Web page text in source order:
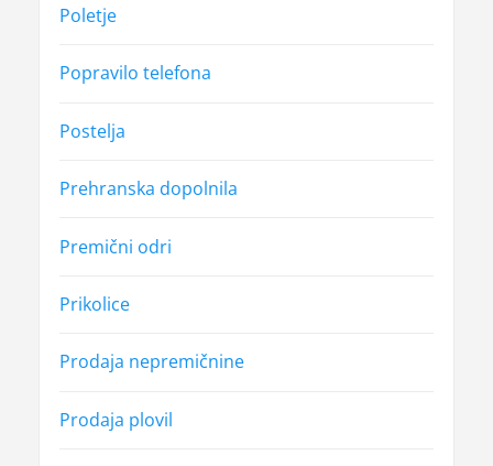
Poletje
Popravilo telefona
Postelja
Prehranska dopolnila
Premični odri
Prikolice
Prodaja nepremičnine
Prodaja plovil